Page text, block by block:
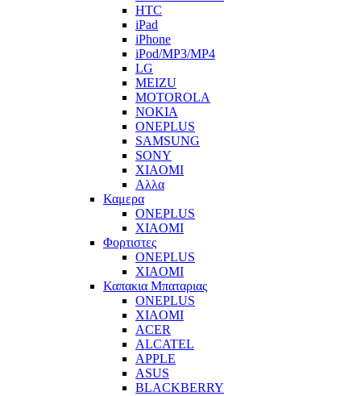
HTC
iPad
iPhone
iPod/MP3/MP4
LG
MEIZU
MOTOROLA
NOKIA
ONEPLUS
SAMSUNG
SONY
XIAOMI
Αλλα
Καμερα
ONEPLUS
XIAOMI
Φορτιστες
ONEPLUS
XIAOMI
Καπακια Μπαταριας
ONEPLUS
XIAOMI
ACER
ALCATEL
APPLE
ASUS
BLACKBERRY